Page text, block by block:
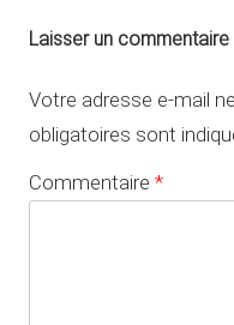
Laisser un commentaire
Votre adresse e-mail
obligatoires sont
Commentaire *